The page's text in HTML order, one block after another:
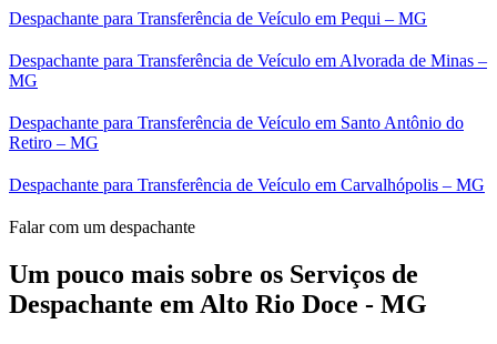
Despachante para Transferência de Veículo em Pequi – MG
Despachante para Transferência de Veículo em Alvorada de Minas –
MG
Despachante para Transferência de Veículo em Santo Antônio do
Retiro – MG
Despachante para Transferência de Veículo em Carvalhópolis – MG
Falar com um despachante
Um pouco mais sobre os Serviços de
Despachante em Alto Rio Doce - MG